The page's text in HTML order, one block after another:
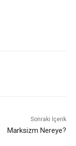
Sonraki İçerik
Marksizm Nereye?